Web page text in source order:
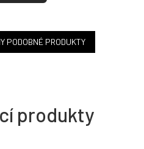
produkty
PODOBNÉ PRODUKTY